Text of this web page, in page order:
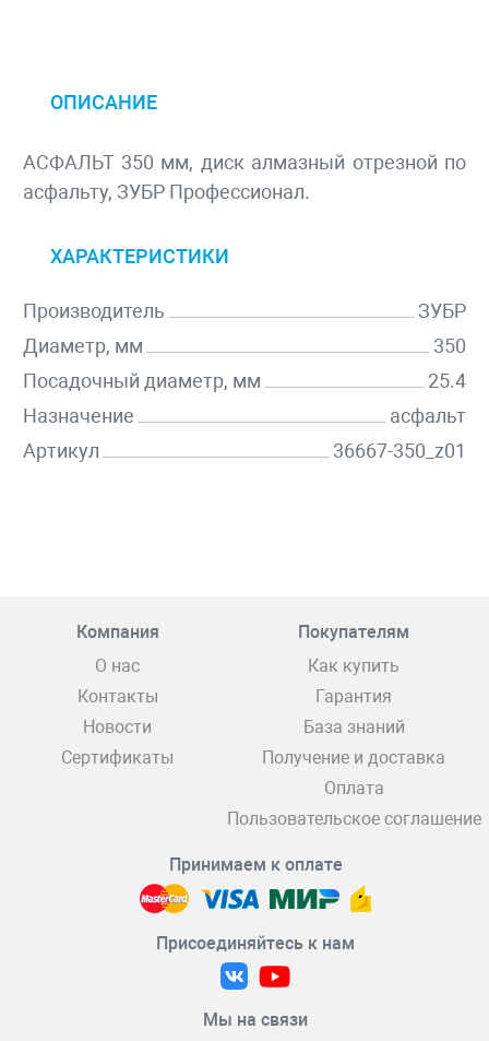
ОПИСАНИЕ
АСФАЛЬТ 350 мм, диск алмазный отрезной по
асфальту, ЗУБР Профессионал.
ХАРАКТЕРИСТИКИ
Производитель
ЗУБР
Диаметр, мм
350
Посадочный диаметр, мм
25.4
Назначение
асфальт
Артикул
36667-350_z01
Компания
О нас
Контакты
Новости
Сертификаты
Покупателям
Как купить
Гарантия
База знаний
Получение и доставка
Оплата
Пользовательское соглашение
Принимаем к оплате
Присоединяйтесь к нам
Мы на связи